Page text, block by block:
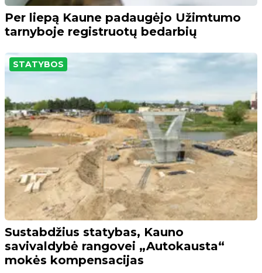
Per liepą Kaune padaugėjo Užimtumo
tarnyboje registruotų bedarbių
STATYBOS
Sustabdžius statybas, Kauno
savivaldybė rangovei „Autokausta“
mokės kompensacijas